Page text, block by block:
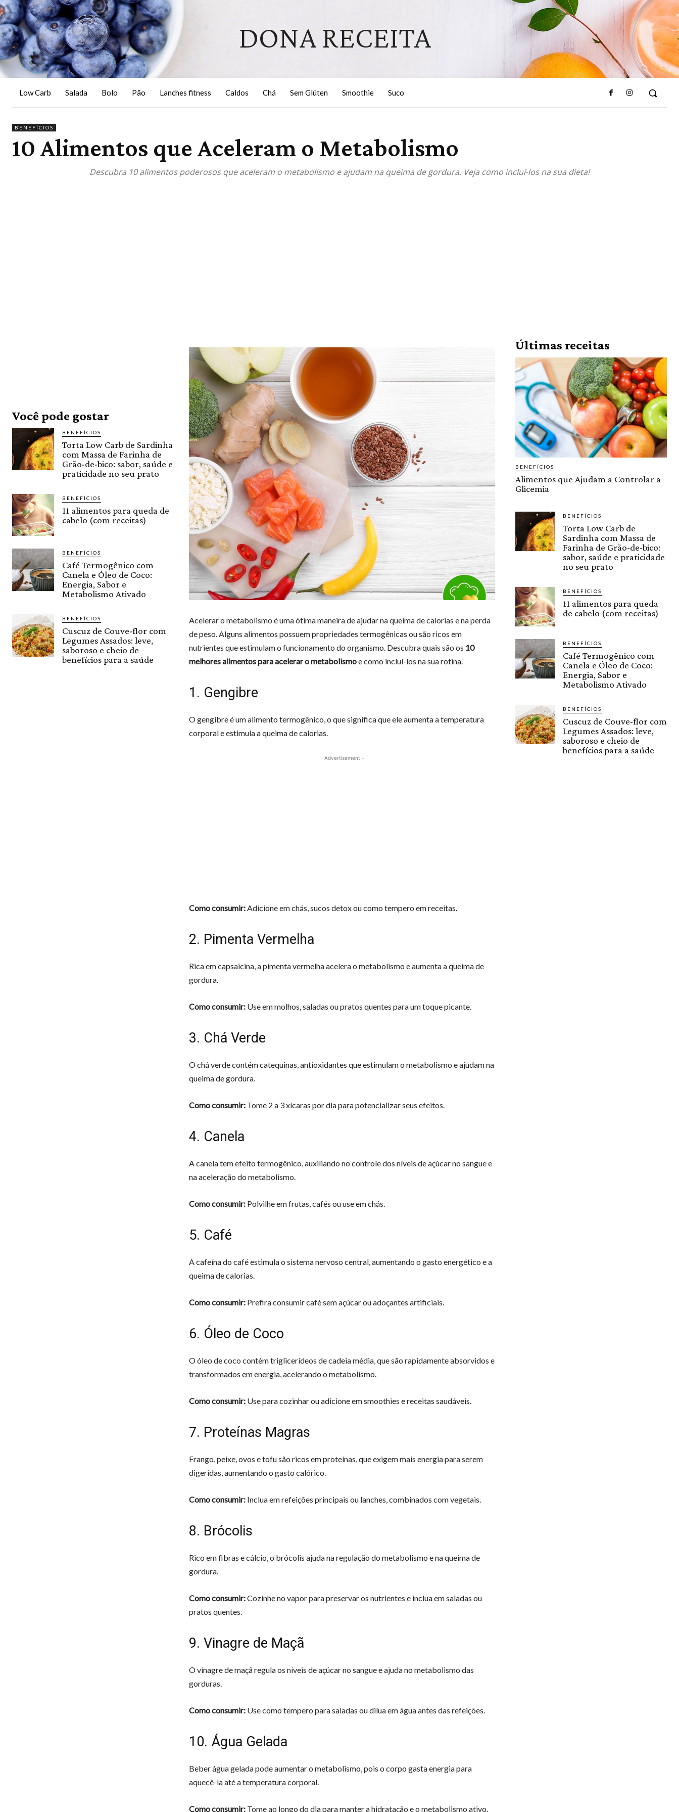
DONA RECEITA
Low Carb Salada Bolo Pão Lanches fitness Caldos Chá Sem Glúten Smoothie Suco
BENEFÍCIOS
10 Alimentos que Aceleram o Metabolismo
Descubra 10 alimentos poderosos que aceleram o metabolismo e ajudam na queima de gordura. Veja como incluí-los na sua dieta!
Você pode gostar
BENEFÍCIOS
Torta Low Carb de Sardinha
com Massa de Farinha de
Grão-de-bico: sabor, saúde e
praticidade no seu prato
BENEFÍCIOS
11 alimentos para queda de
cabelo (com receitas)
BENEFÍCIOS
Café Termogênico com
Canela e Óleo de Coco:
Energia, Sabor e
Metabolismo Ativado
BENEFÍCIOS
Cuscuz de Couve-flor com
Legumes Assados: leve,
saboroso e cheio de
benefícios para a saúde
Acelerar o metabolismo é uma ótima maneira de ajudar na queima de calorias e na perda
de peso. Alguns alimentos possuem propriedades termogênicas ou são ricos em
nutrientes que estimulam o funcionamento do organismo. Descubra quais são os 10
melhores alimentos para acelerar o metabolismoe como incluí-los na sua rotina.
1. Gengibre
O gengibre é um alimento termogênico, o que significa que ele aumenta a temperatura
corporal e estimula a queima de calorias.
- Advertisement -
Como consumir:Adicione em chás, sucos detox ou como tempero em receitas.
2. Pimenta Vermelha
Rica em capsaicina, a pimenta vermelha acelera o metabolismo e aumenta a queima de
gordura.
Como consumir: Use em molhos, saladas ou pratos quentes para um toque picante.
3. Chá Verde
O chá verde contém catequinas, antioxidantes que estimulam o metabolismo e ajudam na
queima de gordura.
Como consumir: Tome 2 a 3 xícaras por dia para potencializar seus efeitos.
4. Canela
A canela tem efeito termogênico, auxiliando no controle dos níveis de açúcar no sangue e
na aceleração do metabolismo.
Como consumir: Polvilhe em frutas, cafés ou use em chás.
5. Café
A cafeína do café estimula o sistema nervoso central, aumentando o gasto energético e a
queima de calorias.
Como consumir: Prefira consumir café sem açúcar ou adoçantes artificiais.
6. Óleo de Coco
O óleo de coco contém triglicerídeos de cadeia média, que são rapidamente absorvidos e
transformados em energia, acelerando o metabolismo.
Como consumir: Use para cozinhar ou adicione em smoothies e receitas saudáveis.
7. Proteínas Magras
Frango, peixe, ovos e tofu são ricos em proteínas, que exigem mais energia para serem
digeridas, aumentando o gasto calórico.
Como consumir: Inclua em refeições principais ou lanches, combinados com vegetais.
8. Brócolis
Rico em fibras e cálcio, o brócolis ajuda na regulação do metabolismo e na queima de
gordura.
Como consumir:Cozinhe no vapor para preservar os nutrientes e inclua em saladas ou
pratos quentes.
9. Vinagre de Maçã
O vinagre de maçã regula os níveis de açúcar no sangue e ajuda no metabolismo das
gorduras.
Como consumir: Use como tempero para saladas ou dilua em água antes das refeições.
10. Água Gelada
Beber água gelada pode aumentar o metabolismo, pois o corpo gasta energia para
aquecê-la até a temperatura corporal.
Como consumir: Tome ao longo do dia para manter a hidratação e o metabolismo ativo.
Últimas receitas
BENEFÍCIOS
Alimentos que Ajudam a Controlar a
Glicemia
BENEFÍCIOS
Torta Low Carb de
Sardinha com Massa de
Farinha de Grão-de-bico:
sabor, saúde e praticidade
no seu prato
BENEFÍCIOS
11 alimentos para queda
de cabelo (com receitas)
BENEFÍCIOS
Café Termogênico com
Canela e Óleo de Coco:
Energia, Sabor e
Metabolismo Ativado
BENEFÍCIOS
Cuscuz de Couve-flor com
Legumes Assados: leve,
saboroso e cheio de
benefícios para a saúde